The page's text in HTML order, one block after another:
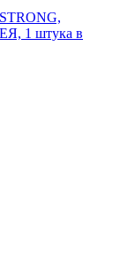
1 штука в